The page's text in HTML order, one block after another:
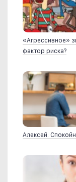
«Агрессивное»
фактор риска?
Алексей.